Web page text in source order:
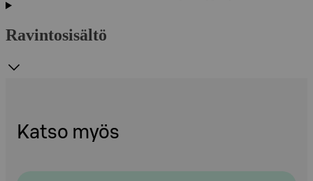
Ravintosisältö
Katso myös